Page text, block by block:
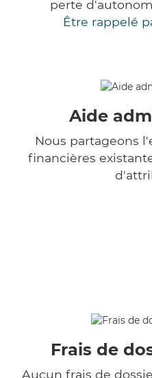
perte
Être rappelé
Aide
Nous partageons
financières
Frais de
Aucun frais de